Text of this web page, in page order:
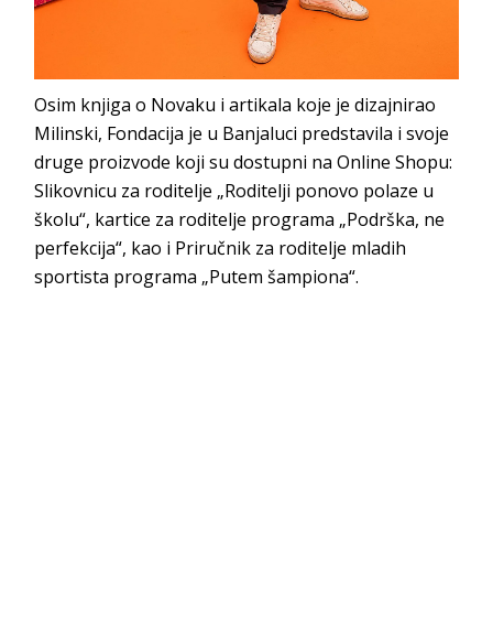
Osim knjiga o Novaku i artikala koje je dizajnirao
Milinski, Fondacija je u Banjaluci predstavila i svoje
druge proizvode koji su dostupni na Online Shopu:
Slikovnicu za roditelje „Roditelji ponovo polaze u
školu“, kartice za roditelje programa „Podrška, ne
perfekcija“, kao i Priručnik za roditelje mladih
sportista programa „Putem šampiona“.